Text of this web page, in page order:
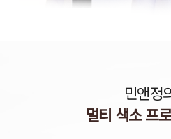
민앤정
멀티 색소 프